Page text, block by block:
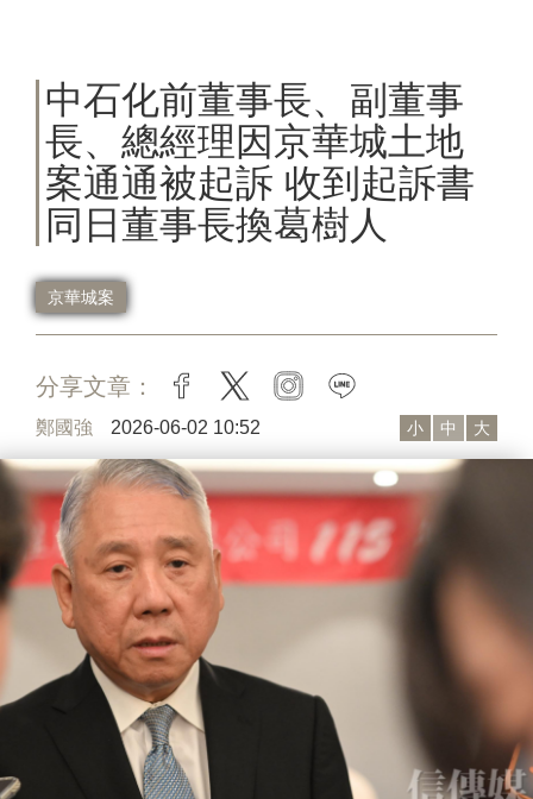
中石化前董事長、副董事
長、總經理因京華城土地
案通通被起訴 收到起訴書
同日董事長換葛樹人
京華城案
分享文章： facebook
twitter instagram
鄭國強 2026-06-02 10:52 小 中 大